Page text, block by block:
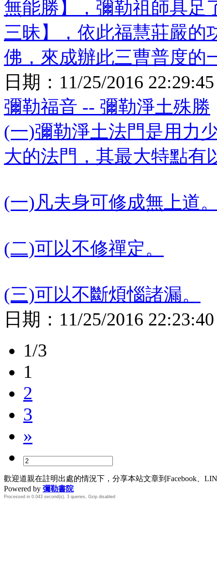
無能勝】，彌勒祖師具足
三昧】，依此福慧莊嚴的
佛，來成辦此三曹普度的
日期： 11/25/2016 22:29:45
彌勒福音 -- 彌勒淨土殊勝
(一)彌勒淨土法門是用力
大的法門，其最大特點有
(一)凡夫身可修成無上道
(二)可以不修禪定。
(三)可以不斷煩惱諸漏。
日期： 11/25/2016 22:23:40
1/3
1
2
3
»
歡迎道親在註明出處的情況下，分享本站文章到Facebook、
Powered by 彌勒書院
Processed in 0.043 second(s), 3 queries, Gzip disabled